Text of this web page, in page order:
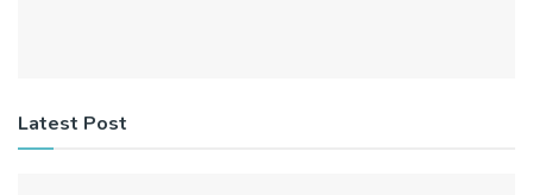
Latest Post